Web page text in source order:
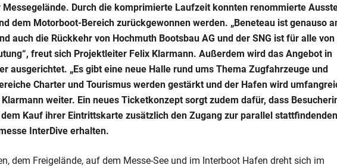
Durch die komprimierte Laufzeit konnten renommierte
dem Motorboot-Bereich zurückgewonnen werden. „Beneteau ist genauso
auch die Rückkehr von Hochmuth Bootsbau AG und der SNG ist für alle von
freut sich Projektleiter Felix Klarmann. Außerdem wird das Angebot in
ausgerichtet. „Es gibt eine neue Halle rund ums Thema Zugfahrzeuge und
Charter und Tourismus werden gestärkt und der Hafen wird
weiter. Ein neues Ticketkonzept sorgt zudem dafür, dass
Kauf ihrer Eintrittskarte zusätzlich den Zugang zur parallel stattfindenden
InterDive erhalten.
dem Freigelände, auf dem Messe-See und im Interboot Hafen dreht sich im